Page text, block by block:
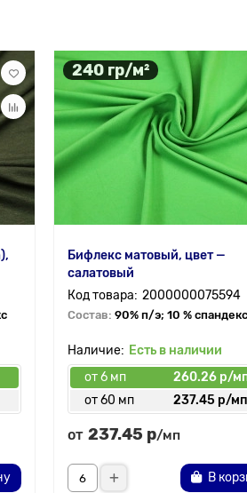
240 гр/м²
Бифлекс матовый, цвет —
салатовый
2000000075594
Состав: 90% п/э; 10 % спандекс
Есть в наличии
от 6 мп
260.26 р/
от 60 мп
237.45 р/мп
от 237.45 р/мп
В